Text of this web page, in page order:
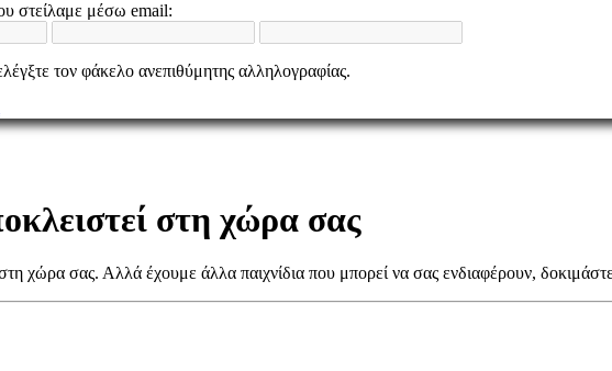
στείλαμε μέσω email:
τον φάκελο ανεπιθύμητης αλληλογραφίας.
στη χώρα σας
χώρα σας. Αλλά έχουμε άλλα παιχνίδια που μπορεί να σας ενδιαφέρουν,